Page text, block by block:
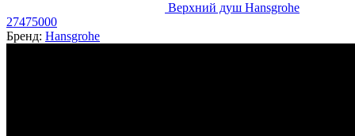
Верхний душ Hansgrohe
27475000
Бренд: Hansgrohe